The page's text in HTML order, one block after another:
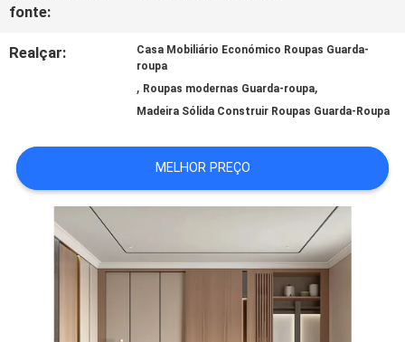
TODOS
OS
PEDIR
UM
ORÇAMENTO
fonte:
Realçar:
Casa Mobiliário Económico Roupas Guarda-
roupa
, Roupas modernas Guarda-roupa,
Madeira Sólida Construir Roupas Guarda-Roupa
MELHOR PREÇO